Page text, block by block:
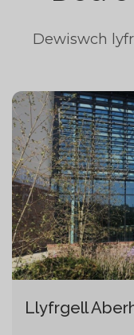
Dewiswch
Llyfrgell